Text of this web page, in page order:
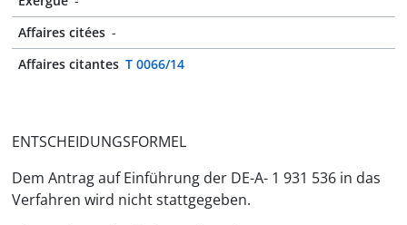
Affaires citées -
Affaires citantes T 0066/14
ENTSCHEIDUNGSFORMEL
Dem Antrag auf Einführung der DE-A- 1 931 536 in das
Verfahren wird nicht stattgegeben.